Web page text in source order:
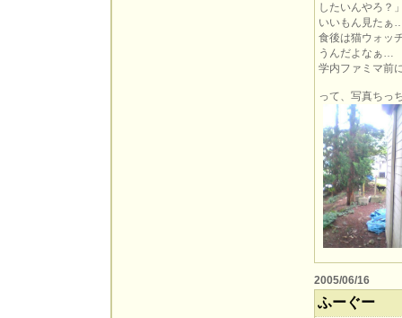
したいんやろ？
いいもん見たぁ
食後は猫ウォッ
うんだよなぁ…
学内ファミマ前
って、写真ちっ
2005/06/16
ふーぐー